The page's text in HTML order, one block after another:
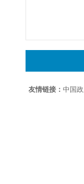
友情链接： 中国政